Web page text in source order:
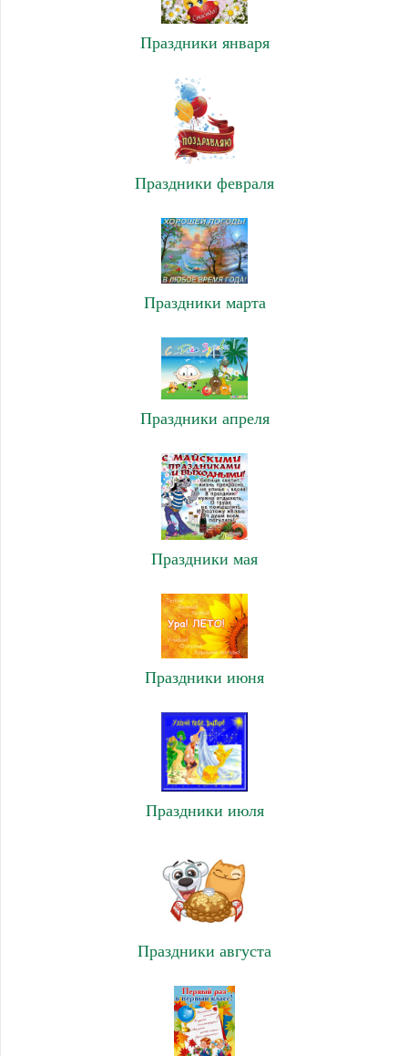
Праздники января
Праздники февраля
Праздники марта
Праздники апреля
Праздники мая
Праздники июня
Праздники июля
Праздники августа